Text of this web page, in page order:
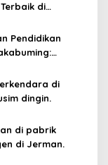
di
Tulis Berbasis
Pendidikan
di
dingin.
di pabrik
di Jerman.